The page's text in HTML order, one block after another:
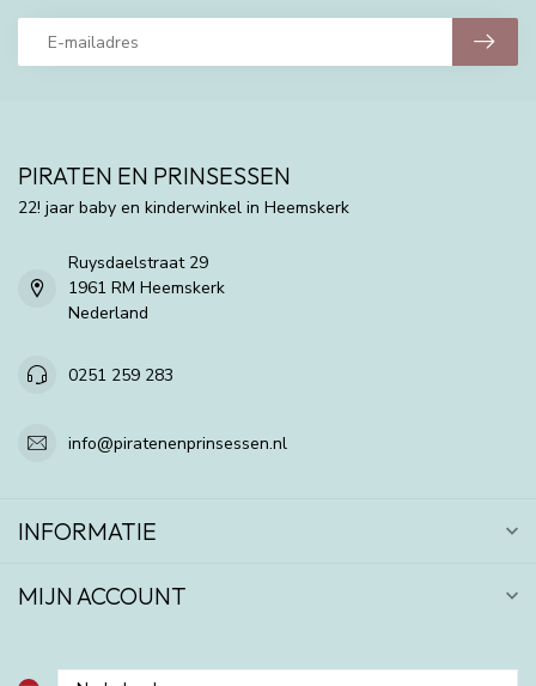
PIRATEN EN PRINSESSEN
22! jaar baby en kinderwinkel in Heemskerk
Ruysdaelstraat 29
1961 RM Heemskerk
Nederland
0251 259 283
info@piratenenprinsessen.nl
INFORMATIE
MIJN ACCOUNT